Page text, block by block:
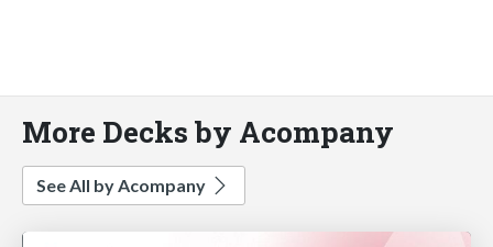
More Decks by Acompany
See All by Acompany